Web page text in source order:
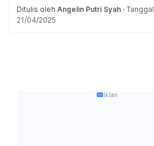
Ditulis oleh Angelin Putri Syah ·
21/04/2025
Iklan